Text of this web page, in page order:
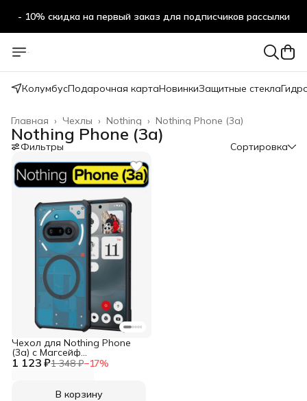
- 10% скидка на первый заказ для подписчиков рассылки
КолумбусПодарочная картаНовинкиЗащитные стекла
Nothing Phone (3a)
Nothing ›
Чехлы ›
Главная ›
Nothing Phone (3a)
Фильтры Сортировка
1 123 ₽1 348 ₽−17%
Чехол для Nothing Phone
(3a) c Магсейф
противоударный с
В корзину